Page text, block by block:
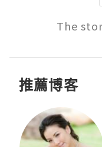
The
推薦博客